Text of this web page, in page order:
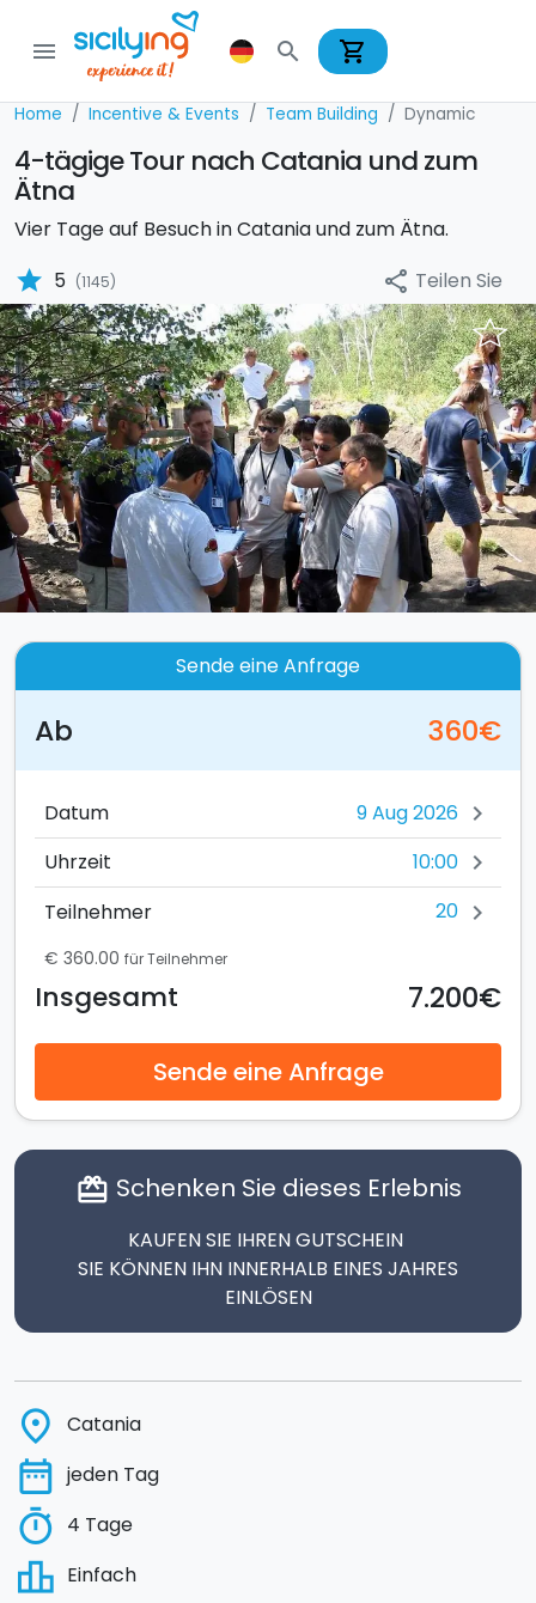
menu search shopping_cart
Home Incentive & Events Team Building Dynamic
4-tägige Tour nach Catania und zum
Ätna
Vier Tage auf Besuch in Catania und zum Ätna.
star 5 (1145) share Teilen Sie
Previous Next
Sende eine Anfrage
Ab 360€
Datum chevron_right
Uhrzeit 10:00 chevron_right
Teilnehmer 20 chevron_right
€ 360.00 für Teilnehmer
Insgesamt 7.200€
Sende eine Anfrage
card_giftcard Schenken Sie dieses Erlebnis
KAUFEN SIE IHREN GUTSCHEIN
SIE KÖNNEN IHN INNERHALB EINES JAHRES
EINLÖSEN
place Catania
date_range jeden Tag
timer 4 Tage
leaderboard Einfach